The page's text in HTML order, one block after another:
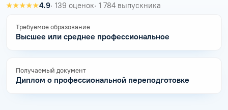
★★★★★4.9· 139 оценок· 1 784 выпускника
Требуемое образование
Высшее или среднее профессиональное
Получаемый документ
Диплом о профессиональной переподготовке